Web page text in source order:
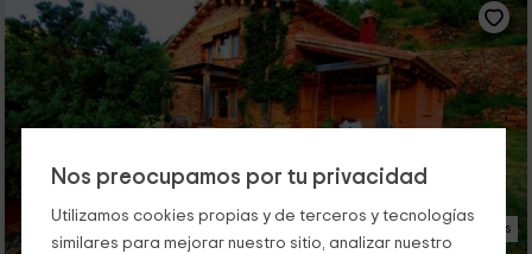
Nos preocupamos por tu privacidad
Utilizamos cookies propias y de terceros y tecnologías
similares para mejorar nuestro sitio, analizar nuestro
36 Fotos